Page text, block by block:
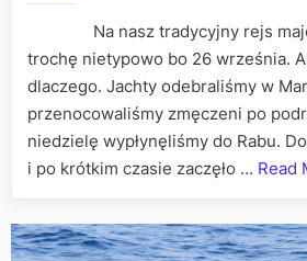
Na nasz tradycyjny rejs
trochę nietypowo bo 26 września.
dlaczego. Jachty odebraliśmy w
przenocowaliśmy zmęczeni
niedzielę wypłynęliśmy do Rabu.
i po krótkim czasie zaczęło … Read